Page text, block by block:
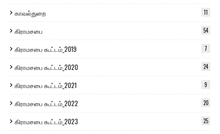
காவல்துறை 11
கிராமசபை 54
கிராமசபை கூட்டம்_2019 7
கிராமசபை கூட்டம்_2020 24
கிராமசபை கூட்டம்_2021 9
கிராமசபை கூட்டம்_2022 20
கிராமசபை கூட்டம்_2023 25